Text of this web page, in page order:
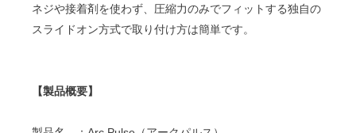
ネジや接着剤を使わず、圧縮力のみでフィットする独自の
スライドオン方式で取り付け方は簡単です。
【製品概要】